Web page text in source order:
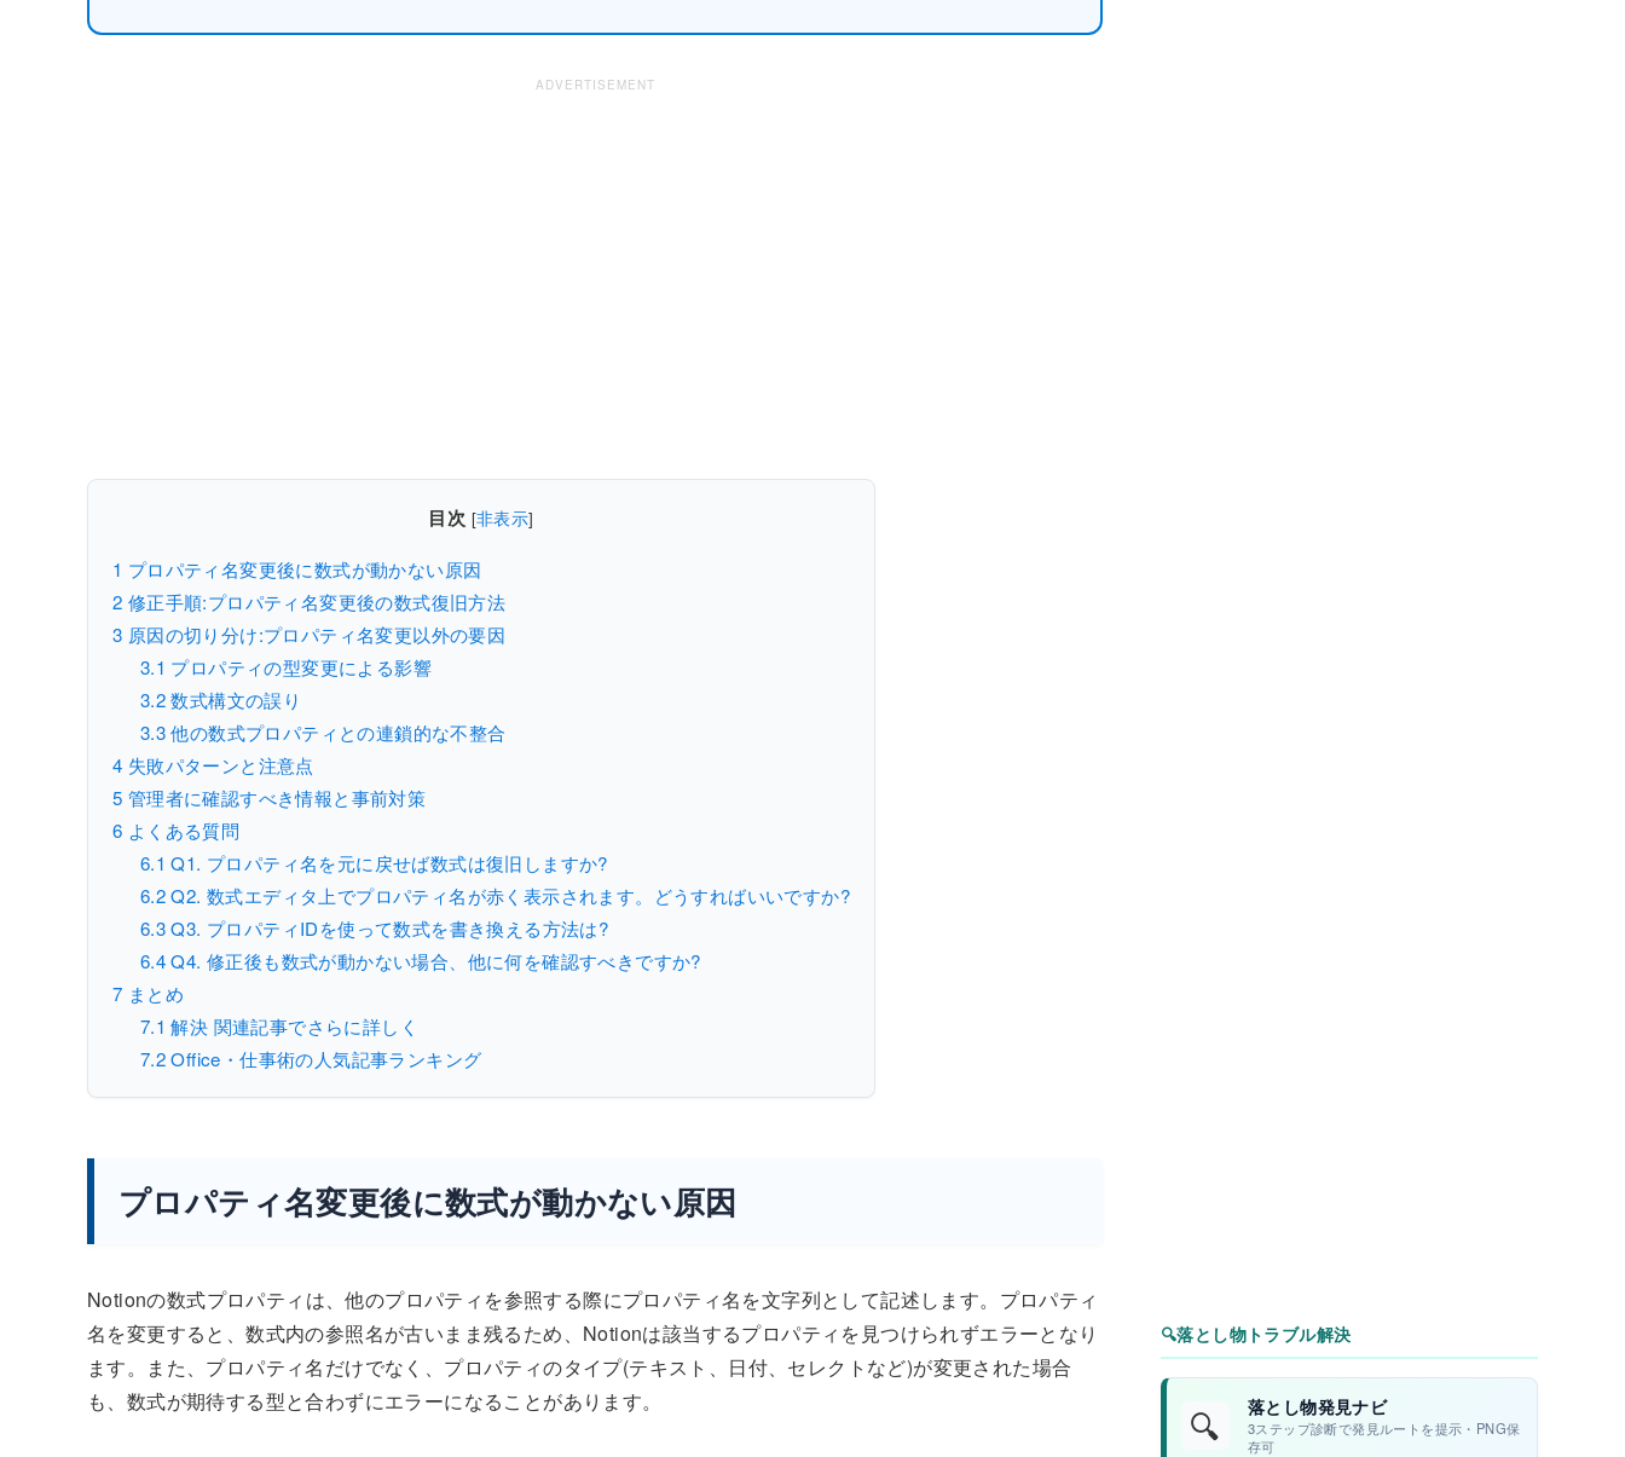
ADVERTISEMENT
目次 [非表示]
1 プロパティ名変更後に数式が動かない原因
2 修正手順:プロパティ名変更後の数式復旧方法
3 原因の切り分け:プロパティ名変更以外の要因
3.1 プロパティの型変更による影響
3.2数式構文の誤り
3.3他の数式プロパティとの連鎖的な不整合
4 失敗パターンと注意点
5 管理者に確認すべき情報と事前対策
6 よくある質問
6.1 Q1. プロパティ名を元に戻せば数式は復旧しますか?
6.2Q2. 数式エディタ上でプロパティ名が赤く表示されます。どうすればいいですか?
6.3Q3. プロパティIDを使って数式を書き換える方法は?
6.4Q4. 修正後も数式が動かない場合、他に何を確認すべきですか?
7 まとめ
7.1 解決 関連記事でさらに詳しく
7.2Office・仕事術の人気記事ランキング
プロパティ名変更後に数式が動かない原因
Notionの数式プロパティは、他のプロパティを参照する際にプロパティ名を文字列として記述します。プロパティ
名を変更すると、数式内の参照名が古いまま残るため、Notionは該当するプロパティを見つけられずエラーとなり
ます。また、プロパティ名だけでなく、プロパティのタイプ(テキスト、日付、セレクトなど)が変更された場合
も、数式が期待する型と合わずにエラーになることがあります。
🔍落とし物トラブル解決
🔍 落とし物発見ナビ
3ステップ診断で発見ルートを提示・PNG保
存可